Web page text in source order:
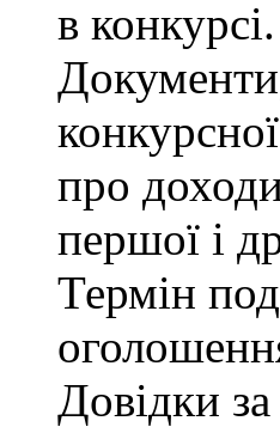
в конкурсі.
про
першої і
Термін
Довідки